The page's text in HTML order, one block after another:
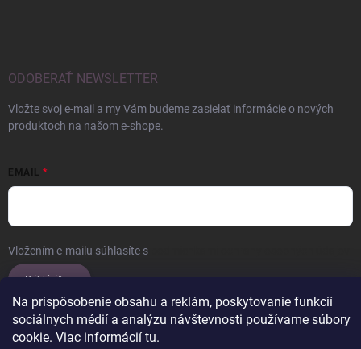
Na prispôsobenie obsahu a reklám, poskytovanie funkcií
sociálnych médií a analýzu návštevnosti používame súbory
cookie. Viac informácií tu.
ODOBERAŤ NEWSLETTER
Vložte svoj e-mail a my Vám budeme zasielať informácie o nových
produktoch na našom e-shope.
EMAIL
Vložením e-mailu súhlasíte s
Prihlásiť sa